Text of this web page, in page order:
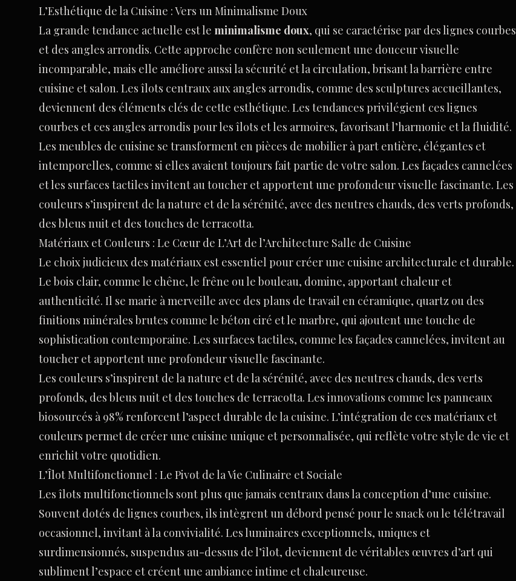
L’Esthétique de la Cuisine : Vers un Minimalisme Doux
La grande tendance actuelle est le minimalisme doux, qui se caractérise par des lignes courbes
et des angles arrondis. Cette approche confère non seulement une douceur visuelle
incomparable, mais elle améliore aussi la sécurité et la circulation, brisant la barrière entre
cuisine et salon. Les îlots centraux aux angles arrondis, comme des sculptures accueillantes,
deviennent des éléments clés de cette esthétique. Les tendances privilégient ces lignes
courbes et ces angles arrondis pour les îlots et les armoires, favorisant l’harmonie et la fluidité.
Les meubles de cuisine se transforment en pièces de mobilier à part entière, élégantes et
intemporelles, comme si elles avaient toujours fait partie de votre salon. Les façades cannelées
et les surfaces tactiles invitent au toucher et apportent une profondeur visuelle fascinante. Les
couleurs s’inspirent de la nature et de la sérénité, avec des neutres chauds, des verts profonds,
des bleus nuit et des touches de terracotta.
Matériaux et Couleurs : Le Cœur de L’Art de l’Architecture Salle de Cuisine
Le choix judicieux des matériaux est essentiel pour créer une cuisine architecturale et durable.
Le bois clair, comme le chêne, le frêne ou le bouleau, domine, apportant chaleur et
authenticité. Il se marie à merveille avec des plans de travail en céramique, quartz ou des
finitions minérales brutes comme le béton ciré et le marbre, qui ajoutent une touche de
sophistication contemporaine. Les surfaces tactiles, comme les façades cannelées, invitent au
toucher et apportent une profondeur visuelle fascinante.
Les couleurs s’inspirent de la nature et de la sérénité, avec des neutres chauds, des verts
profonds, des bleus nuit et des touches de terracotta. Les innovations comme les panneaux
biosourcés à 98% renforcent l’aspect durable de la cuisine. L’intégration de ces matériaux et
couleurs permet de créer une cuisine unique et personnalisée, qui reflète votre style de vie et
enrichit votre quotidien.
L’Îlot Multifonctionnel : Le Pivot de la Vie Culinaire et Sociale
Les îlots multifonctionnels sont plus que jamais centraux dans la conception d’une cuisine.
Souvent dotés de lignes courbes, ils intègrent un débord pensé pour le snack ou le télétravail
occasionnel, invitant à la convivialité. Les luminaires exceptionnels, uniques et
surdimensionnés, suspendus au-dessus de l’îlot, deviennent de véritables œuvres d’art qui
subliment l’espace et créent une ambiance intime et chaleureuse.